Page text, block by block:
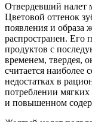
Отвердевший налет
Цветовой оттенок
появления и образа
распространен. Его
продуктов с
временем, твердея,
считается наиболее
недостатках в
потреблении
и повышенном